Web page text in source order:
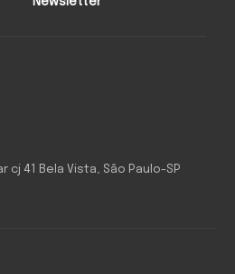
cj 41 Bela Vista, São Paulo-SP